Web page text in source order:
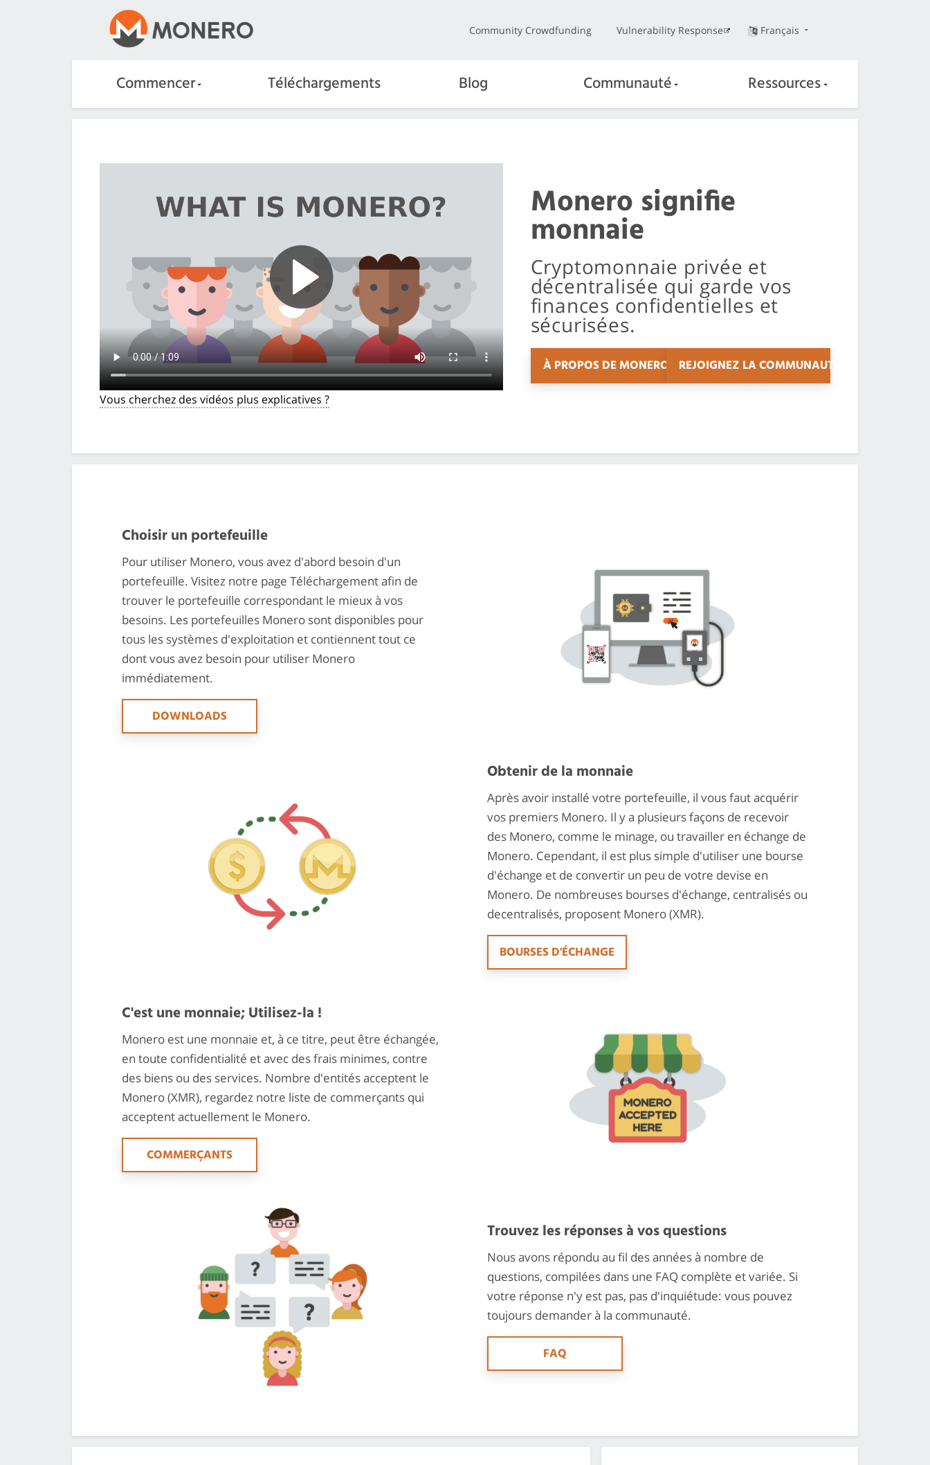
Community Crowdfunding Vulnerability Response Français
Commencer Téléchargements Blog Communauté Ressources
Vous cherchez des vidéos plus explicatives ?
Monero signifie
monnaie
Cryptomonnaie privée et
décentralisée qui garde vos
finances confidentielles et
sécurisées.
À PROPOS DE MONERO REJOIGNEZ LA COMMUNAUTÉ
Choisir un portefeuille
Pour utiliser Monero, vous avez d'abord besoin d'un
portefeuille. Visitez notre page Téléchargement afin de
trouver le portefeuille correspondant le mieux à vos
besoins. Les portefeuilles Monero sont disponibles pour
tous les systèmes d'exploitation et contiennent tout ce
dont vous avez besoin pour utiliser Monero
immédiatement.
DOWNLOADS
Obtenir de la monnaie
Après avoir installé votre portefeuille, il vous faut acquérir
vos premiers Monero. Il y a plusieurs façons de recevoir
des Monero, comme le minage, ou travailler en échange de
Monero. Cependant, il est plus simple d'utiliser une bourse
d'échange et de convertir un peu de votre devise en
Monero. De nombreuses bourses d'échange, centralisés ou
decentralisés, proposent Monero (XMR).
BOURSES D'ÉCHANGE
C'est une monnaie; Utilisez-la !
Monero est une monnaie et, à ce titre, peut être échangée,
en toute confidentialité et avec des frais minimes, contre
des biens ou des services. Nombre d'entités acceptent le
Monero (XMR), regardez notre liste de commerçants qui
acceptent actuellement le Monero.
COMMERÇANTS
Trouvez les réponses à vos questions
Nous avons répondu au fil des années à nombre de
questions, compilées dans une FAQ complète et variée. Si
votre réponse n'y est pas, pas d'inquiétude: vous pouvez
toujours demander à la communauté.
FAQ